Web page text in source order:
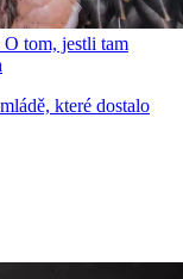
O tom, jestli tam
které dostalo